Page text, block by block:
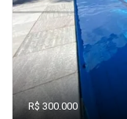
R$ 300.000